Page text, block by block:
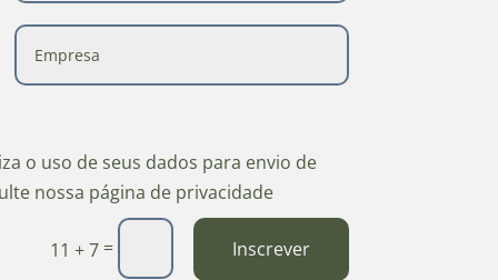
o uso de seus dados para envio de
nossa página de privacidade
11 + 7= Inscrever